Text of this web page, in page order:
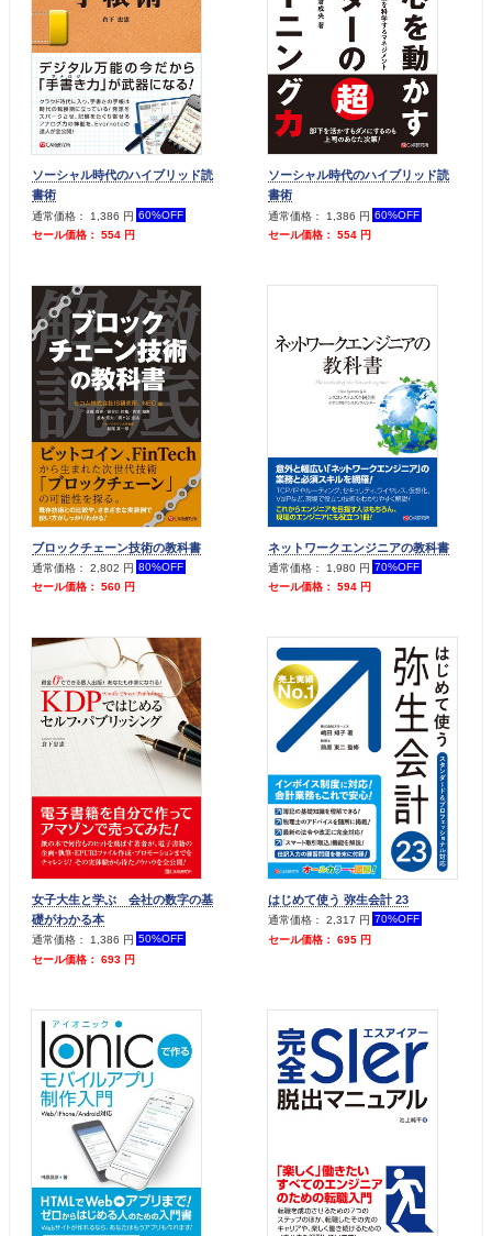
ソーシャル時代のハイブリッド読
書術
通常価格： 1,386 円 60%OFF
セール価格： 554 円
ソーシャル時代のハイブリッド読
書術
通常価格： 1,386 円 60%OFF
セール価格： 554 円
ブロックチェーン技術の教科書
通常価格： 2,802 円 80%OFF
セール価格： 560 円
ネットワークエンジニアの教科書
通常価格： 1,980 円 70%OFF
セール価格： 594 円
女子大生と学ぶ 会社の数字の基
礎がわかる本
通常価格： 1,386 円 50%OFF
セール価格： 693 円
はじめて使う 弥生会計 23
通常価格： 2,317 円 70%OFF
セール価格： 695 円